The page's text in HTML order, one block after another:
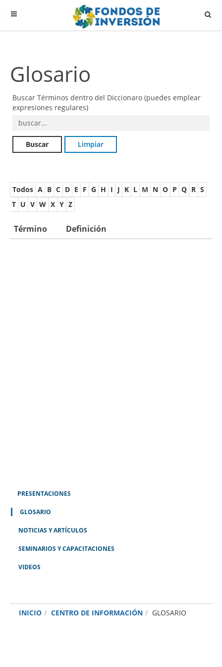
Glosario
Buscar Términos dentro del Diccionaro (puedes emplear
expresiones regulares)
Todos A B C D E F G H I J K L M N O P Q R S
T U V W X Y Z
Término Definición
PRESENTACIONES
GLOSARIO
NOTICIAS Y ARTÍCULOS
SEMINARIOS Y CAPACITACIONES
VIDEOS
INICIO CENTRO DE INFORMACIÓN GLOSARIO